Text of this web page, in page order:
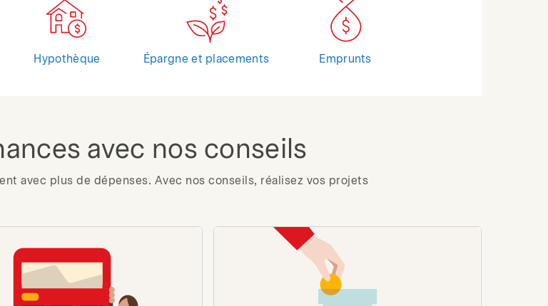
Hypothèque Épargne et placements Emprunts
avec nos conseils
avec plus de dépenses. Avec nos conseils, réalisez vos projets